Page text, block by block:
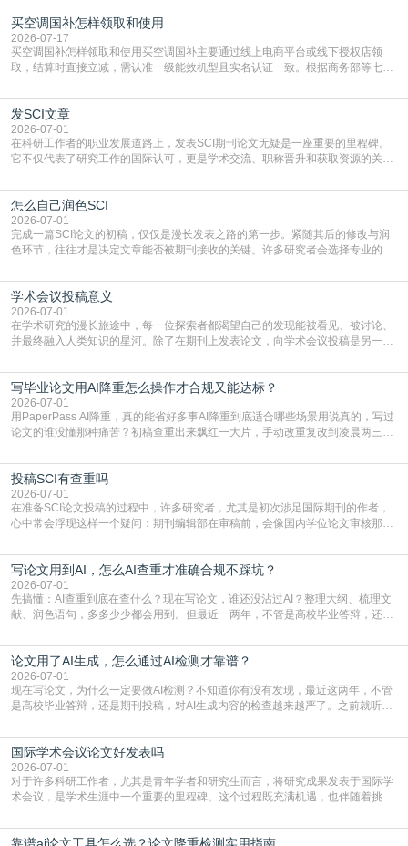
买空调国补怎样领取和使用
2026-07-17
买空调国补怎样领取和使用买空调国补主要通过线上电商平台或线下授权店领
取，结算时直接立减‌，需认准一级能效机型且实名认证一致。根据商务部等七部
能领到补贴首选‌京东APP‌搜索专属口令(如【家电补贴1637】、【国补立省
4949】等，口令会随活动更新，以页面显示为准)进入补贴专场。淘宝/天猫也可
复制粘贴【8$FKFGgJq
发SCI文章
2026-07-01
在科研工作者的职业发展道路上，发表SCI期刊论文无疑是一座重要的里程碑。
它不仅代表了研究工作的国际认可，更是学术交流、职称晋升和获取资源的关键
战与困惑。从选题立意到投稿回应，每一步都需要精心的策略与扎实的工作。本
篇AEIC学术交流中心小编就为大家介绍“发SCI文章”。一、精准定位是成功的第
一步发表SCI文章，首要解决的问题是“投
怎么自己润色SCI
2026-07-01
完成一篇SCI论文的初稿，仅仅是漫长发表之路的第一步。紧随其后的修改与润
色环节，往往才是决定文章能否被期刊接收的关键。许多研究者会选择专业的语
质量，更能在此过程中深化对学术写作的理解。如何系统、高效地打磨自己的论
文，使其在语言和学术表达上更符合国际期刊的要求，是每位研究者值得投入学
习的技能。本篇AEIC学术交流中心小编就为大家介
学术会议投稿意义
2026-07-01
在学术研究的漫长旅途中，每一位探索者都渴望自己的发现能被看见、被讨论、
并最终融入人类知识的星河。除了在期刊上发表论文，向学术会议投稿是另一个
广阔学术天地的大门，连接着个体研究与社会网络。本篇AEIC学术交流中心小编
就为大家介绍“学术会议投稿意义”。一、加速研究成果的传播与反馈学术会议通
常具有周期短、时效性强的特点。相比期刊漫长的
写毕业论文用AI降重怎么操作才合规又能达标？
2026-07-01
用PaperPass AI降重，真的能省好多事AI降重到底适合哪些场景用说真的，写过
论文的谁没懂那种痛苦？初稿查重出来飘红一大片，手动改重复改到凌晨两三
到秃头。这时候靠谱的AI降重真的就是救命稻草，选对工具，半天就能搞定你两
三天都做不完的事。不是所有人都需要用AI降重，但如果你符合下面这些场景，
真的可以试试：初稿写完重复率远超要
投稿SCI有查重吗
2026-07-01
在准备SCI论文投稿的过程中，许多研究者，尤其是初次涉足国际期刊的作者，
心中常会浮现这样一个疑问：期刊编辑部在审稿前，会像国内学位论文审核那
论文的初审通过率。实际上，SCI期刊对重复内容的审查是严谨投稿流程中不可
或缺的一环。本篇AEIC学术交流中心小编就为大家介绍“投稿SCI有查重吗”。
一、查重是标准流程答案是明确的：绝大多数S
写论文用到AI，怎么AI查重才准确合规不踩坑？
2026-07-01
先搞懂：AI查重到底在查什么？现在写论文，谁还没沾过AI？整理大纲、梳理文
献、润色语句，多多少少都会用到。但最近一两年，不管是高校毕业答辩，还是
须加做AI查重。很多人分不清，AI查重和普通查重到底有啥区别？这里说透：普
通查重查的是你的文字和已公开文献的重复比例，防的是抄袭；AI查重查的是你
的内容里，有多少是AI生成的，防的是过
论文用了AI生成，怎么通过AI检测才靠谱？
2026-07-01
现在写论文，为什么一定要做AI检测？不知道你有没有发现，最近这两年，不管
是高校毕业答辩，还是期刊投稿，对AI生成内容的检查越来越严了。之前就听身
要求修改，还差点被判定学术不规范，真的太冤了。现在国内多数高校和核心期
刊，都已经明确出台了相关规定：如果使用AI生成内容辅助写作，必须明确标
注，未标注的AI生成内容会被认定为不符合学
国际学术会议论文好发表吗
2026-07-01
对于许多科研工作者，尤其是青年学者和研究生而言，将研究成果发表于国际学
术会议，是学术生涯中一个重要的里程碑。这个过程既充满机遇，也伴随着挑
疑问：国际学术会议论文到底好不好发表？其价值和难度究竟如何衡量。本篇
AEIC学术交流中心小编就为大家介绍“国际学术会议论文好发表吗”。一、会议论
靠谱ai论文工具怎么选？论文降重检测实用指南